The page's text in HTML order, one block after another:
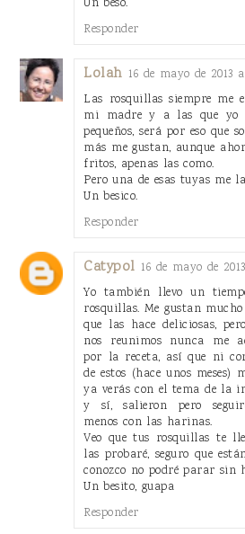
Responder
Lolah 16 de mayo de 2013
Las rosquillas siempre me
mi madre y a las que yo
pequeños, será por eso que
más me gustan, aunque
fritos, apenas las como.
Pero una de esas tuyas me
Un besico.
Responder
Catypol 16 de mayo de
Yo también llevo un
rosquillas. Me gustan
que las hace deliciosas,
nos reunimos nunca me
por la receta, así que ni
de estos (hace unos meses)
ya verás con el tema de la
y sí, salieron pero
menos con las harinas.
Veo que tus rosquillas te
las probaré, seguro que
conozco no podré parar sin
Un besito, guapa
Responder